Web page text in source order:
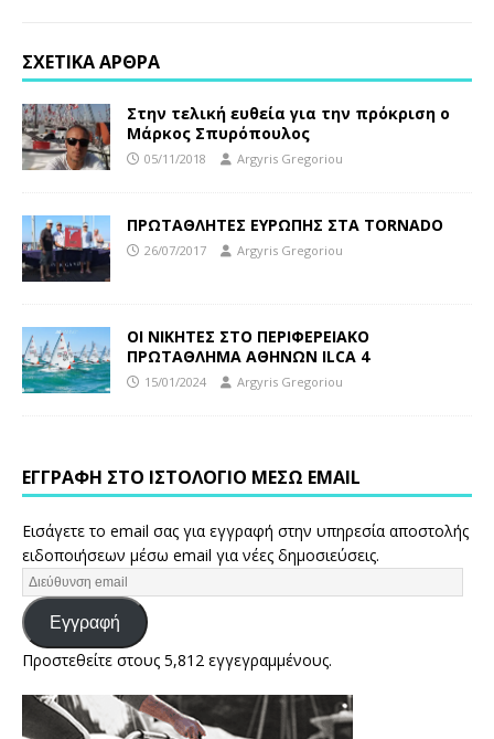
ΣΧΕΤΙΚΆ ΆΡΘΡΑ
Στην τελική ευθεία για την πρόκριση ο
Μάρκος Σπυρόπουλος
05/11/2018 Argyris Gregoriou
ΠΡΩΤΑΘΛΗΤΕΣ ΕΥΡΩΠΗΣ ΣΤΑ TORNADO
26/07/2017 Argyris Gregoriou
ΟΙ ΝΙΚΗΤΕΣ ΣΤΟ ΠΕΡΙΦΕΡΕΙΑΚΟ
ΠΡΩΤΑΘΛΗΜΑ ΑΘΗΝΩΝ ILCA 4
15/01/2024 Argyris Gregoriou
ΕΓΓΡΑΦΉ ΣΤΟ ΙΣΤΟΛΌΓΙΟ ΜΈΣΩ EMAIL
Εισάγετε το email σας για εγγραφή στην υπηρεσία αποστολής
ειδοποιήσεων μέσω email για νέες δημοσιεύσεις.
Εγγραφή
Προστεθείτε στους 5,812 εγγεγραμμένους.